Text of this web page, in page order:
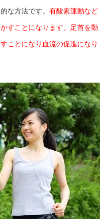
な方法です。 有酸素運動など
すことになります。足首を動
ことになり血流の促進になり